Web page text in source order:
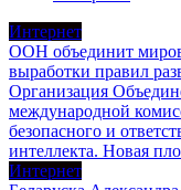
Интернет
ООН объединит
выработки правил
Организация
международной
безопасного и
интеллекта. Новая
Интернет